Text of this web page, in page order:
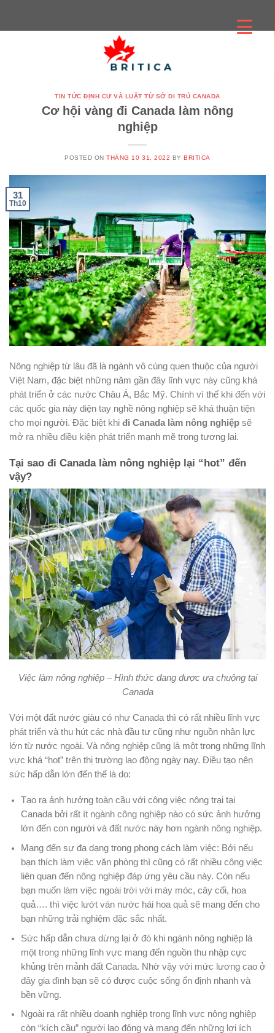
TIN TỨC ĐỊNH CƯ VÀ LUẬT TỪ SỞ DI TRÚ CANADA
Cơ hội vàng đi Canada làm nông
nghiệp
POSTED ONTHÁNG 10 31, 2022 BYBRITICA
31
Th10
Nông nghiệp từ lâu đã là ngành vô cùng quen thuộc của người
Việt Nam, đặc biệt những năm gần đây lĩnh vực này cũng khá
phát triển ở các nước Châu Á, Bắc Mỹ. Chính vì thế khi đến với
các quốc gia này diện tay nghề nông nghiệp sẽ khá thuận tiện
cho mọi người. Đặc biệt khi đi Canada làm nông nghiệp sẽ
mở ra nhiều điều kiện phát triển mạnh mẽ trong tương lai.
Tại sao đi Canada làm nông nghiệp lại “hot” đến
vậy?
Việc làm nông nghiệp – Hình thức đang được ưa chuộng tại
Canada
Với một đất nước giàu có như Canada thì có rất nhiều lĩnh vực
phát triển và thu hút các nhà đầu tư cũng như nguồn nhân lực
lớn từ nước ngoài. Và nông nghiệp cũng là một trong những lĩnh
vực khá “hot” trên thị trường lao động ngày nay. Điều tạo nên
sức hấp dẫn lớn đến thế là do:
Tạo ra ảnh hưởng toàn cầu với công việc nông trại tại
Canada bởi rất ít ngành công nghiệp nào có sức ảnh hưởng
lớn đến con người và đất nước này hơn ngành nông nghiệp.
Mang đến sự đa dạng trong phong cách làm việc: Bởi nếu
bạn thích làm việc văn phòng thì cũng có rất nhiều công việc
liên quan đến nông nghiệp đáp ứng yêu cầu này. Còn nếu
bạn muốn làm việc ngoài trời với máy móc, cây cối, hoa
quả…. thì việc lướt ván nước hái hoa quả sẽ mang đến cho
bạn những trải nghiệm đặc sắc nhất.
Sức hấp dẫn chưa dừng lại ở đó khi ngành nông nghiệp là
một trong những lĩnh vực mang đến nguồn thu nhập cực
khủng trên mảnh đất Canada. Nhờ vậy với mức lương cao ở
đây gia đình bạn sẽ có được cuộc sống ổn định nhanh và
bền vững.
Ngoài ra rất nhiều doanh nghiệp trong lĩnh vực nông nghiệp
còn “kích cầu” người lao động và mang đến những lợi ích